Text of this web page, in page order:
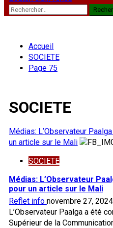
Rechercher :
Accueil
SOCIETE
Page 75
SOCIETE
Médias: L’Observateur
un article sur le Mali
SOCIETE
Médias: L’Observateur
pour un article sur le Mali
Reflet info novembre 27, 2024
L’Observateur Paalga a été
Supérieur de la